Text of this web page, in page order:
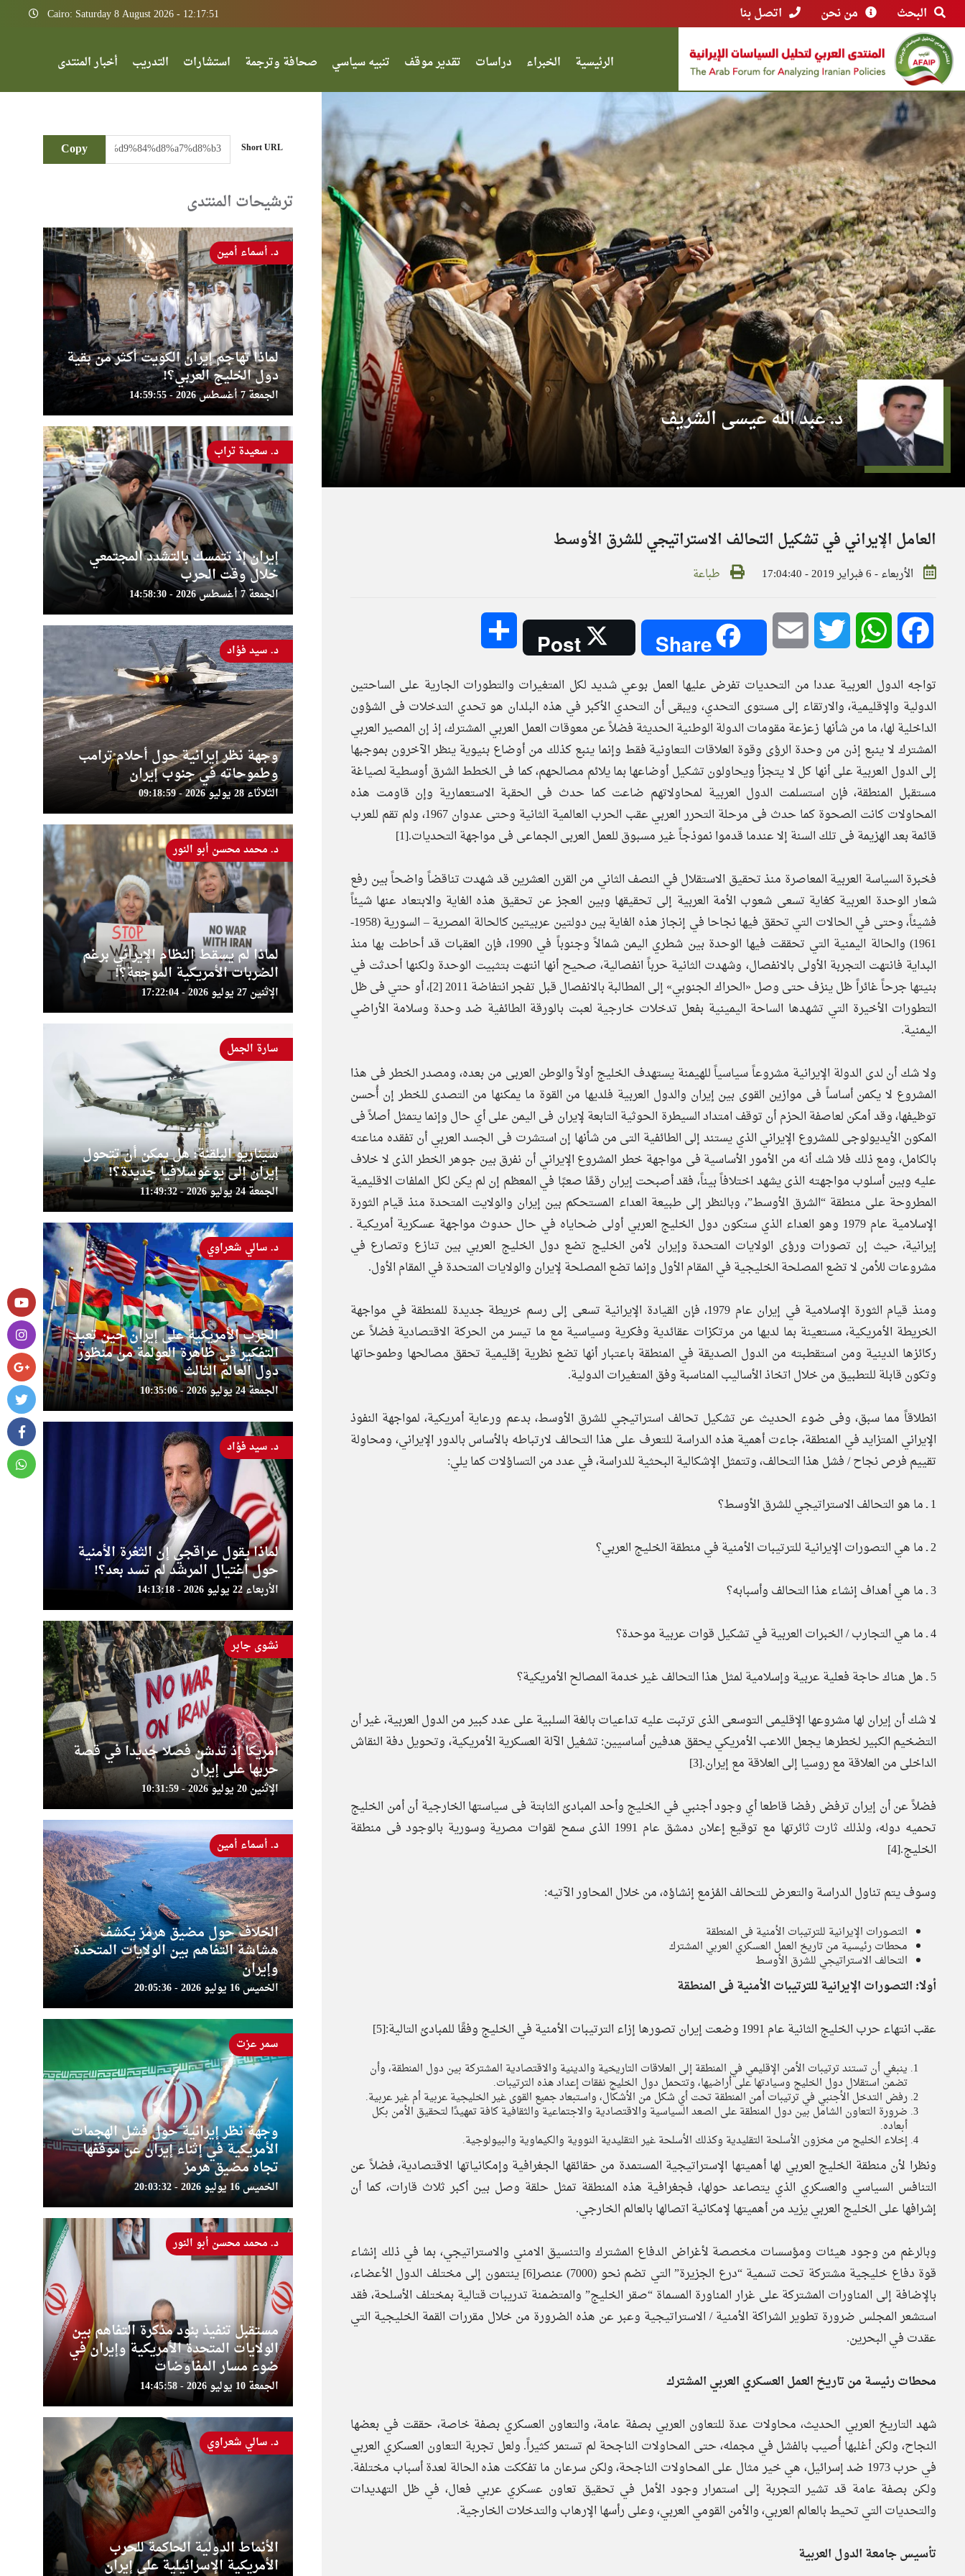
البحث من نحن اتصل بنا Cairo: Saturday 8 August 2026 - 12:17:51
الرئيسية الخبراء دراسات تقدير موقف تنبيه سياسي صحافة وترجمة استشارات التدريب أخبار المنتدى
د. عبد الله عيسى الشريف
العامل الإيراني في تشكيل التحالف الاستراتيجي للشرق الأوسط
الأربعاء - 6 فبراير 2019 - 17:04:40 طباعة
Facebook
WhatsApp
Twitter
Email
Share
Post
تواجه الدول العربية عددا من التحديات تفرض عليها العمل بوعي شديد لكل المتغيرات والتطورات الجارية على الساحتين
الدولية والإقليمية، والارتقاء إلى مستوى التحدي، ويبقى أن التحدي الأكبر في هذه البلدان هو تحدي التدخلات فى الشؤون
الداخلية لها، ما من شأنها زعزعة مقومات الدولة الوطنية الحديثة فضلاً عن معوقات العمل العربي المشترك، إذ إن المصير العربي
المشترك لا ينبع إذن من وحدة الرؤى وقوة العلاقات التعاونية فقط وإنما ينبع كذلك من أوضاع بنيوية ينظر الآخرون بموجبها
إلى الدول العربية على أنها كل لا يتجزأ ويحاولون تشكيل أوضاعها بما يلائم مصالحهم، كما فى الخطط الشرق أوسطية لصياغة
مستقبل المنطقة، فإن استسلمت الدول العربية لمحاولاتهم ضاعت كما حدث فى الحقبة الاستعمارية وإن قاومت هذه
المحاولات كانت الصحوة كما حدث فى مرحلة التحرر العربي عقب الحرب العالمية الثانية وحتى عدوان 1967، ولم تقم للعرب
قائمة بعد الهزيمة فى تلك السنة إلا عندما قدموا نموذجاً غير مسبوق للعمل العربى الجماعى فى مواجهة التحديات.[1]
فخبرة السياسة العربية المعاصرة منذ تحقيق الاستقلال في النصف الثاني من القرن العشرين قد شهدت تناقضاً واضحاً بين رفع
شعار الوحدة العربية كغاية تسعى شعوب الأمة العربية إلى تحقيقها وبين العجز عن تحقيق هذه الغاية والابتعاد عنها شيئاً
فشيئاً، وحتى في الحالات التي تحقق فيها نجاحا في إنجاز هذه الغاية بين دولتين عربيتين كالحالة المصرية – السورية (1958-
1961) والحالة اليمنية التي تحققت فيها الوحدة بين شطري اليمن شمالاً وجنوباً في 1990، فإن العقبات قد أحاطت بها منذ
البداية فانتهت التجربة الأولى بالانفصال، وشهدت الثانية حرباً انفصالية، صحيح أنها انتهت بتثبيت الوحدة ولكنها أحدثت في
بنيتها جرحاً غائراً ظل ينزف حتى وصل «الحراك الجنوبي» إلى المطالبة بالانفصال قبل تفجر انتفاضة 2011 [2]، أو حتي فى ظل
التطورات الأخيرة التي تشهدها الساحة اليمينية بفعل تدخلات خارجية لعبت بالورقة الطائفية ضد وحدة وسلامة الأراضي
اليمنية.
ولا شك أن لدى الدولة الإيرانية مشروعاً سياسياً للهيمنة يستهدف الخليج أولاً والوطن العربى من بعده، ومصدر الخطر فى هذا
المشروع لا يكمن أساساً فى موازين القوى بين إيران والدول العربية فلديها من القوة ما يمكنها من التصدى للخطر إن أُحسن
توظيفها، وقد أمكن لعاصفة الحزم أن توقف امتداد السيطرة الحوثية التابعة لإيران فى اليمن على أي حال وإنما يتمثل أصلاً فى
المكون الأيديولوجى للمشروع الإيراني الذي يستند إلى الطائفية التى من شأنها إن استشرت فى الجسد العربي أن تفقده مناعته
بالكامل، ومع ذلك فلا شك أنه من الأمور الأساسية فى مواجهة خطر المشروع الإيراني أن نفرق بين جوهر الخطر الذى لا خلاف
عليه وبين أسلوب مواجهته الذى يشهد اختلافاً بيناً، فقد أصبحت إيران رقمًا صعبًا في المعظم إن لم يكن لكل الملفات الاقليمية
المطروحة على منطقة “الشرق الأوسط”، وبالنظر إلى طبيعة العداء المستحكم بين إيران والولايت المتحدة منذ قيام الثورة
الإسلامية عام 1979 وهو العداء الذي ستكون دول الخليج العربي أولى ضحاياه في حال حدوث مواجهة عسكرية أمريكية ـ
إيرانية، حيث إن تصورات ورؤى الولايات المتحدة وإيران لأمن الخليج تضع دول الخليج العربي بين تنازع وتصارع في
مشروعات للأمن لا تضع المصلحة الخليجية في المقام الأول وإنما تضع المصلحة لإيران والولايات المتحدة في المقام الأول.
ومنذ قيام الثورة الإسلامية في إيران عام 1979، فإن القيادة الإيرانية تسعى إلى رسم خريطة جديدة للمنطقة في مواجهة
الخريطة الأمريكية، مستعينة بما لديها من مرتكزات عقائدية وفكرية وسياسية مع ما تيسر من الحركة الاقتصادية فضلاً عن
ركائزها الدينية ومن استقطبته من الدول الصديقة في المنطقة باعتبار أنها تضع نظرية إقليمية تحقق مصالحها وطموحاتها
وتكون قابلة للتطبيق من خلال اتخاذ الأساليب المناسبة وفق المتغيرات الدولية.
انطلاقاً مما سبق، وفى ضوء الحديث عن تشكيل تحالف استراتيجي للشرق الأوسط، بدعم ورعاية أمريكية، لمواجهة النفوذ
الإيراني المتزايد في المنطقة، جاءت أهمية هذه الدراسة للتعرف على هذا التحالف لارتباطه بالأساس بالدور الإيراني، ومحاولة
تقييم فرص نجاح / فشل هذا التحالف، وتتمثل الإشكالية البحثية للدراسة، في عدد من التساؤلات كما يلي:
1 ـ ما هو التحالف الاستراتيجي للشرق الأوسط؟
2 ـ ما هي التصورات الإيرانية للترتيبات الأمنية في منطقة الخليج العربي؟
3 ـ ما هي أهداف إنشاء هذا التحالف وأسبابه؟
4 ـ ما هي التجارب / الخبرات العربية في تشكيل قوات عربية موحدة؟
5 ـ هل هناك حاجة فعلية عربية وإسلامية لمثل هذا التحالف غير خدمة المصالح الأمريكية؟
لا شك أن إيران لها مشروعها الإقليمى التوسعى الذى ترتبت عليه تداعيات بالغة السلبية على عدد كبير من الدول العربية، غير أن
التضخيم الكبير لخطرها يجعل اللاعب الأمريكي يحقق هدفين أساسيين: تشغيل الآلة العسكرية الأمريكية، وتحويل دفة النقاش
الداخلى من العلاقة مع روسيا إلى العلاقة مع إيران.[3]
فضلاً عن أن إيران ترفض رفضا قاطعا أي وجود أجنبي في الخليج وأحد المبادئ الثابتة فى سياستها الخارجية أن أمن الخليج
تحميه دوله، ولذلك ثارت ثائرتها مع توقيع إعلان دمشق عام 1991 الذى سمح لقوات مصرية وسورية بالوجود فى منطقة
الخليج.[4]
وسوف يتم تناول الدراسة والتعرض للتحالف المُزمع إنشاؤه، من خلال المحاور الآتيه:
التصورات الإيرانية للترتيبات الأمنية فى المنطقة
محطات رئيسية من تاريخ العمل العسكري العربي المشترك
التحالف الاستراتيجي للشرق الأوسط
أولا: التصورات الإيرانية للترتيبات الأمنية فى المنطقة
عقب انتهاء حرب الخليج الثانية عام 1991 وضعت إيران تصورها إزاء الترتيبات الأمنية في الخليج وفقًا للمبادئ التالية:[5]
ينبغي أن تستند ترتيبات الأمن الإقليمي في المنطقة إلى العلاقات التاريخية والدينية والاقتصادية المشتركة بين دول المنطقة، وأن
تضمن استقلال دول الخليج وسيادتها على أراضيها، وتتحمل دول الخليج نفقات إعداد هذه الترتيبات.
رفض التدخل الأجنبي في ترتيبات أمن المنطقة تحت أي شكل من الأشكال، واستبعاد جميع القوى غير الخليجية عربية أم غير عربية.
ضرورة التعاون الشامل بين دول المنطقة على الصعد السياسية والاقتصادية والاجتماعية والثقافية كافة تمهيدًا لتحقيق الأمن بكل
أبعاده.
إخلاء الخليج من مخزون الأسلحة التقليدية وكذلك الأسلحة غير التقليدية النووية والكيماوية والبيولوجية.
ونظرا لأن منطقة الخليج العربي لها أهميتها الإستراتيجية المستمدة من حقائقها الجغرافية وإمكانياتها الاقتصادية، فضلاً عن
التنافس السياسي والعسكري الذي يتصاعد حولها، فجغرافية هذه المنطقة تمثل حلقة وصل بين أكبر ثلاث قارات، كما أن
إشرافها على الخليج العربي يزيد من أهميتها لإمكانية اتصالها بالعالم الخارجي.
وبالرغم من وجود هيئات ومؤسسات مخصصة لأغراض الدفاع المشترك والتنسيق الامني والاستراتيجي، بما في ذلك إنشاء
قوة دفاع خليجية مشتركة تحت تسمية “درع الجزيرة” التي تضم نحو (7000) عنصر[6] ينتمون إلى مختلف الدول الأعضاء،
بالإضافة إلى المناورات المشتركة على غرار المناورة المسماة “صقر الخليج” والمتضمنة تدريبات قتالية بمختلف الأسلحة، فقد
استشعر المجلس ضرورة تطوير الشراكة الأمنية / الاستراتيجية وعبر عن هذه الضرورة من خلال مقررات القمة الخليجية التي
عقدت في البحرين.
محطات رئيسة من تاريخ العمل العسكري العربي المشترك
شهد التاريخ العربي الحديث، محاولات عدة للتعاون العربي بصفة عامة، والتعاون العسكري بصفة خاصة، حققت في بعضها
النجاح، ولكن أغلبها أُصيب بالفشل في مجمله، حتى المحاولات الناجحة لم تستمر كثيراً. ولعل تجربة التعاون العسكري العربي
في حرب 1973 ضد إسرائيل، هي خير مثال على المحاولات الناجحة، ولكن سرعان ما تفككت هذه الحالة لعدة أسباب مختلفة.
ولكن بصفة عامة قد تشير التجربة إلى استمرار وجود الأمل في تحقيق تعاون عسكري عربي فعال، في ظل التهديدات
والتحديات التي تحيط بالعالم العربي، والأمن القومي العربي، وعلى رأسها الإرهاب والتدخلات الخارجية.
تأسيس جامعة الدول العربية
Short URL
Copy
ترشيحات المنتدى
لماذا تهاجم إيران الكويت أكثر من بقية
دول الخليج العربي؟!
الجمعة 7 أغسطس 2026 - 14:59:55
د. أسماء أمين
إيران إذ تتمسك بالتشدد المجتمعي
خلال وقت الحرب
الجمعة 7 أغسطس 2026 - 14:58:30
د. سعيدة تراب
وجهة نظر إيرانية حول أحلام ترامب
وطموحاته في جنوب إيران
الثلاثاء 28 يوليو 2026 - 09:18:59
د. سيد فؤاد
لماذا لم يسقط النظام الإيراني برغم
الضربات الأمريكية الموجعة؟!
الإثنين 27 يوليو 2026 - 17:22:04
د. محمد محسن أبو النور
سيناريو البلقنة: هل يمكن أن تتحول
إيران إلى يوغوسلافيا جديدة؟!
الجمعة 24 يوليو 2026 - 11:49:32
سارة الجمل
الحرب الأمريكية على إيران حين تعيد
التفكير في ظاهرة العولمة من منظور
دول العالم الثالث
الجمعة 24 يوليو 2026 - 10:35:06
د. سالي شعراوي
لماذا يقول عراقجي إن الثغرة الأمنية
حول اغتيال المرشد لم تسد بعد؟!
الأربعاء 22 يوليو 2026 - 14:13:18
د. سيد فؤاد
أمريكا إذ تدشن فصلا جديدا في قصة
حربها على إيران
الإثنين 20 يوليو 2026 - 10:31:59
نشوى جابر
الخلاف حول مضيق هرمز يكشف
هشاشة التفاهم بين الولايات المتحدة
وإيران
الخميس 16 يوليو 2026 - 20:05:36
د. أسماء أمين
وجهة نظر إيرانية حول فشل الهجمات
الأمريكية في إثناء إيران عن موقفها
تجاه مضيق هرمز
الخميس 16 يوليو 2026 - 20:03:32
سمر عزت
مستقبل تنفيذ بنود مذكرة التفاهم بين
الولايات المتحدة الأمريكية وإيران في
ضوء مسار المفاوضات
الجمعة 10 يوليو 2026 - 14:45:58
د. محمد محسن أبو النور
الأنماط الدولية الحاكمة للحرب
الأمريكية الإسرائيلية على إيران
د. سالي شعراوي